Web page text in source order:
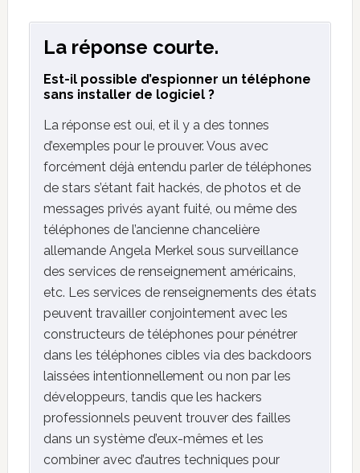
La réponse courte.
Est-il possible d’espionner un téléphone
sans installer de logiciel ?
La réponse est oui, et il y a des tonnes
d’exemples pour le prouver. Vous avec
forcément déjà entendu parler de téléphones
de stars s’étant fait hackés, de photos et de
messages privés ayant fuité, ou même des
téléphones de l’ancienne chancelière
allemande Angela Merkel sous surveillance
des services de renseignement américains,
etc. Les services de renseignements des états
peuvent travailler conjointement avec les
constructeurs de téléphones pour pénétrer
dans les téléphones cibles via des backdoors
laissées intentionnellement ou non par les
développeurs, tandis que les hackers
professionnels peuvent trouver des failles
dans un système d’eux-mêmes et les
combiner avec d’autres techniques pour